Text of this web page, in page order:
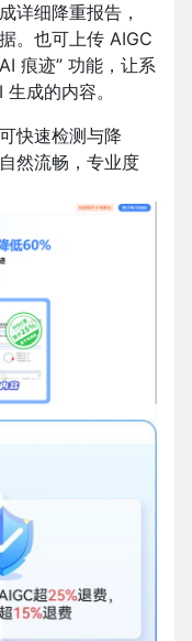
详细降重报告，
。也可上传 AIGC
痕迹” 功能，让系
成的内容。
快速检测与降
然流畅，专业度